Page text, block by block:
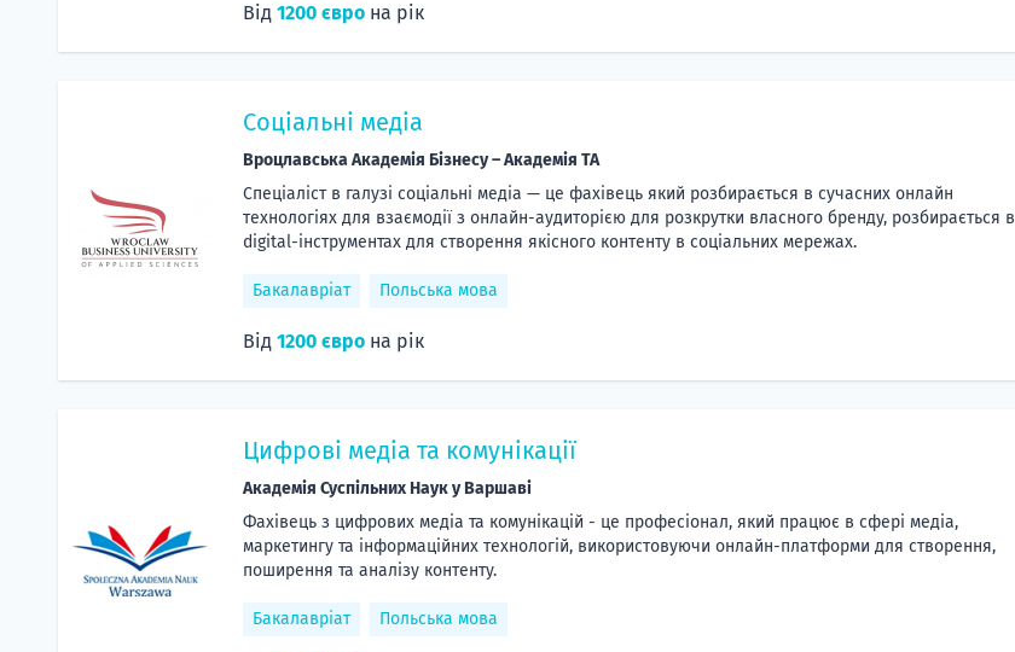
Від 1200 єврона рік
Соціальні медіа
Вроцлавська Академія Бізнесу – Академія TA
Спеціаліст в галузі соціальні медіа — це фахівець який розбирається в сучасних онлайн
технологіях для взаємодії з онлайн-аудиторією для розкрутки власного бренду, розбирається в
digital-інструментах для створення якісного контенту в соціальних мережах.
Бакалавріат Польська мова
Від 1200 єврона рік
Цифрові медіа та комунікації
Академія Суспільних Наук у Варшаві
Фахівець з цифрових медіа та комунікацій - це професіонал, який працює в сфері медіа,
маркетингу та інформаційних технологій, використовуючи онлайн-платформи для створення,
поширення та аналізу контенту.
Бакалавріат Польська мова